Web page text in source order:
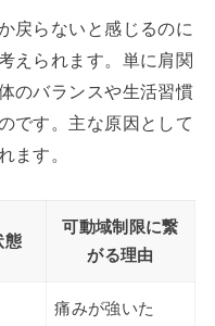
戻らないと感じるのに
えられます。単に肩関
のバランスや生活習慣
です。主な原因として
ます。
態
可動域制限に繋
がる理由
痛みが強いた